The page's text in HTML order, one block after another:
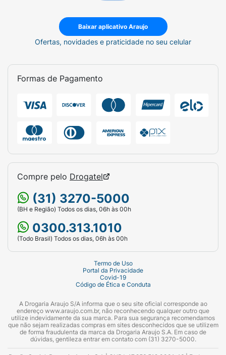
Baixar aplicativo Araujo
Ofertas, novidades e praticidade no seu celular
Formas de Pagamento
Compre pelo Drogatel
(31) 3270-5000
(BH e Região) Todos os dias, 06h às 00h
0300.313.1010
(Todo Brasil) Todos os dias, 06h às 00h
Termo de Uso
Portal da Privacidade
Covid-19
Código de Ética e Conduta
A Drogaria Araujo S/A informa que o seu site oficial corresponde ao
endereço www.araujo.com.br, não reconhecendo qualquer outro que
utilize indevidamente da sua marca. Para sua segurança recomendamos
que não sejam realizadas compras em sites desconhecidos que se utilizem
de forma fraudulenta da marca da Drogaria Araujo S.A. Em caso de
dúvidas, gentileza entrar em contato com (31) 3270-5000.